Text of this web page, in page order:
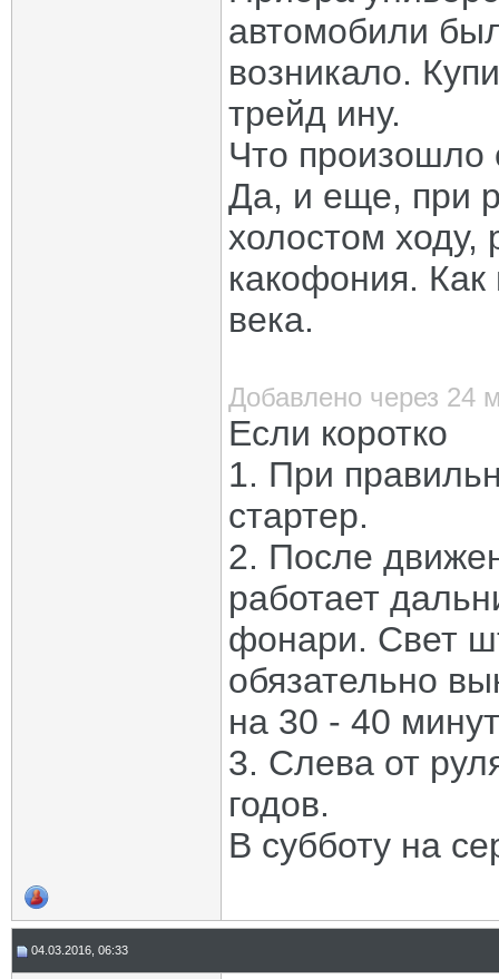
автомобили
возникало.
трейд ину.
Что
Да, и еще, при
холостом
какофония.
века.
Добавлено через 24
Если коротко
1. При
стартер.
2. После
работает
фонари. Свет
обязательно
на 30 - 40
3. Слева от
годов.
В субботу на
04.03.2016, 06:33